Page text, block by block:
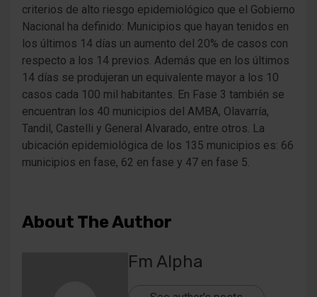
criterios de alto riesgo epidemiológico que el Gobierno
Nacional ha definido: Municipios que hayan tenidos en
los últimos 14 días un aumento del 20% de casos con
respecto a los 14 previos. Además que en los últimos
14 días se produjeran un equivalente mayor a los 10
casos cada 100 mil habitantes. En Fase 3 también se
encuentran los 40 municipios del AMBA, Olavarría,
Tandil, Castelli y General Alvarado, entre otros. La
ubicación epidemiológica de los 135 municipios es: 66
municipios en fase, 62 en fase y 47 en fase 5.
About The Author
Fm Alpha